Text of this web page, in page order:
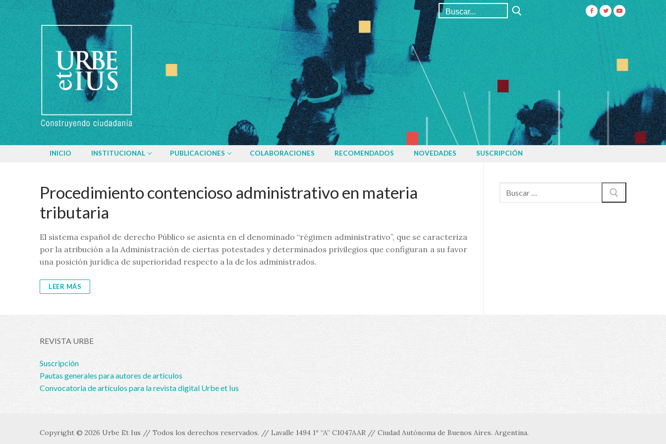
Buscar:
INICIO INSTITUCIONAL PUBLICACIONES COLABORACIONES RECOMENDADOS NOVEDADES SUSCRIPCIÓN
Procedimiento contencioso administrativo en materia
tributaria
El sistema español de derecho Público se asienta en el denominado “régimen administrativo”, que se caracteriza
por la atribución a la Administración de ciertas potestades y determinados privilegios que configuran a su favor
una posición jurídica de superioridad respecto a la de los administrados.
LEER MÁS
Buscar:
REVISTA URBE
Suscripción
Pautas generales para autores de artículos
Convocatoria de artículos para la revista digital Urbe et Ius
Copyright © 2026 Urbe Et Ius // Todos los derechos reservados. // Lavalle 1494 1º “A” C1047AAR // Ciudad Autónoma de Buenos Aires. Argentina.